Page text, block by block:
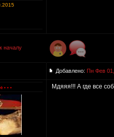
началу
Добавлено: Пн Фев
Мдяяя!!! А где все